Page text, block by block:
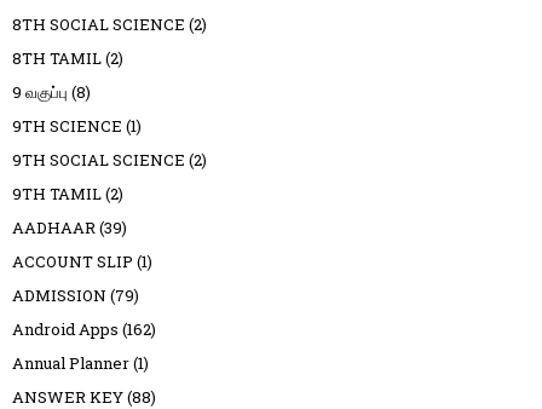
8TH SOCIAL SCIENCE (2)
8TH TAMIL(2)
9 வகுப்பு (8)
9TH SCIENCE (1)
9TH SOCIAL SCIENCE (2)
9TH TAMIL(2)
AADHAAR(39)
ACCOUNT SLIP (1)
ADMISSION (79)
Android Apps (162)
Annual Planner(1)
ANSWER KEY(88)